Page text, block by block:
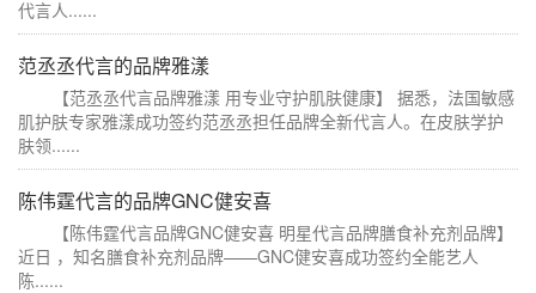
代言人......
范丞丞代言的品牌雅漾
【范丞丞代言品牌雅漾 用专业守护肌肤健康】 据悉，法国敏感
肌护肤专家雅漾成功签约范丞丞担任品牌全新代言人。在皮肤学护
肤领......
陈伟霆代言的品牌GNC健安喜
【陈伟霆代言品牌GNC健安喜 明星代言品牌膳食补充剂品牌】
近日 ，知名膳食补充剂品牌——GNC健安喜成功签约全能艺人
陈......